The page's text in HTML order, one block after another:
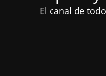
El canal de